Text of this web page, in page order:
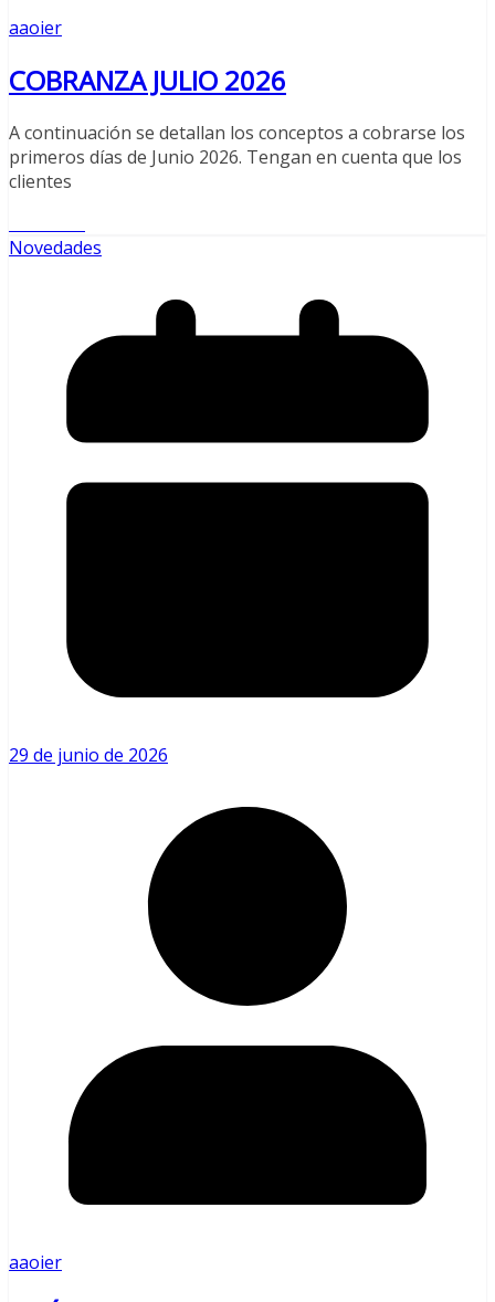
aaoier
COBRANZA JULIO 2026
A continuación se detallan los conceptos a cobrarse los
primeros días de Junio 2026. Tengan en cuenta que los
clientes
Novedades
29 de junio de 2026
aaoier